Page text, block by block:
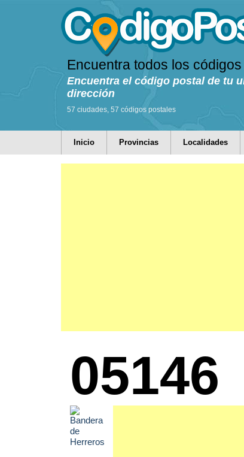
Encuentra todos los
Encuentra el código postal de tu
dirección
57 ciudades, 57 códigos postales
Inicio Provincias Localidades
05146